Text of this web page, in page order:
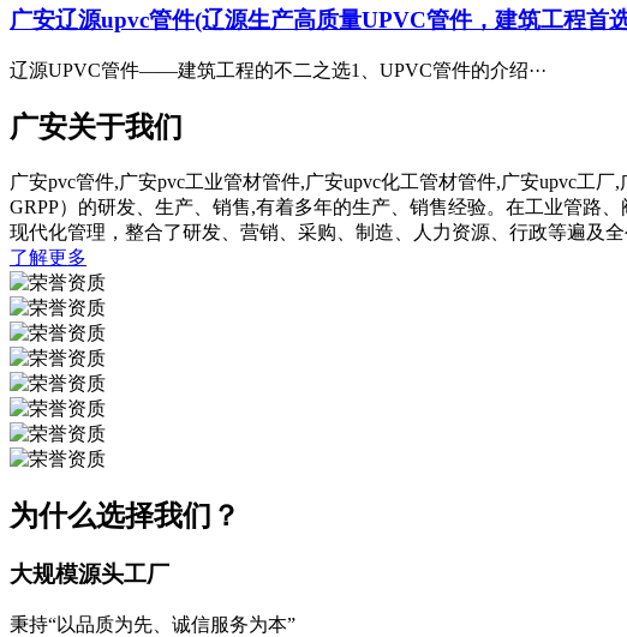
广安辽源upvc管件(辽源生产高质量UPVC管件，建筑工程首
辽源UPVC管件——建筑工程的不二之选1、UPVC管件的介绍···
广安关于我们
广安pvc管件,广安pvc工业管材管件,广安upvc化工管材管件,广安upvc工
GRPP）的研发、生产、销售,有着多年的生产、销售经验。在工业管路
现代化管理，整合了研发、营销、采购、制造、人力资源、行政等遍及
了解更多
为什么选择我们？
大规模源头工厂
秉持“以品质为先、诚信服务为本”